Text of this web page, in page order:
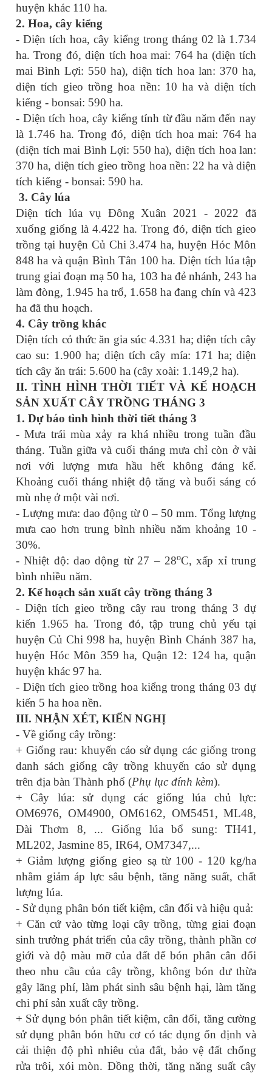
huyện khác 110 ha.
2. Hoa, cây kiểng
- Diện tích hoa, cây kiểng trong tháng 02 là 1.734
ha. Trong đó, diện tích hoa mai: 764 ha (diện tích
mai Bình Lợi: 550 ha), diện tích hoa lan: 370 ha,
diện tích gieo trồng hoa nền: 10 ha và diện tích
kiểng - bonsai: 590 ha.
- Diện tích hoa, cây kiểng tính từ đầu năm đến nay
là 1.746 ha. Trong đó, diện tích hoa mai: 764 ha
(diện tích mai Bình Lợi: 550 ha), diện tích hoa lan:
370 ha, diện tích gieo trồng hoa nền: 22 ha và diện
tích kiểng - bonsai: 590 ha.
3. Cây lúa
Diện tích lúa vụ Đông Xuân 2021 - 2022 đã
xuống giống là 4.422 ha. Trong đó, diện tích gieo
trồng tại huyện Củ Chi 3.474 ha, huyện Hóc Môn
848 ha và quận Bình Tân 100 ha. Diện tích lúa tập
trung giai đoạn mạ 50 ha, 103 ha đẻ nhánh, 243 ha
làm đòng, 1.945 ha trổ, 1.658 ha đang chín và 423
ha đã thu hoạch.
4. Cây trồng khác
Diện tích cỏ thức ăn gia súc 4.331 ha; diện tích cây
cao su: 1.900 ha; diện tích cây mía: 171 ha; diện
tích cây ăn trái: 5.600 ha (cây xoài: 1.149,2 ha).
II. TÌNH HÌNH THỜI TIẾT VÀ KẾ HOẠCH
SẢN XUẤT CÂY TRỒNG THÁNG 3
1. Dự báo tình hình thời tiết tháng 3
- Mưa trái mùa xảy ra khá nhiều trong tuần đầu
tháng. Tuần giữa và cuối tháng mưa chỉ còn ở vài
nơi với lượng mưa hầu hết không đáng kể.
Khoảng cuối tháng nhiệt độ tăng và buổi sáng có
mù nhẹ ở một vài nơi.
- Lượng mưa: dao động từ 0 – 50 mm. Tổng lượng
mưa cao hơn trung bình nhiều năm khoảng 10 -
30%.
- Nhiệt độ: dao dộng từ 27 – 28oC, xấp xỉ trung
bình nhiều năm.
2. Kế hoạch sản xuất cây trồng tháng 3
- Diện tích gieo trồng cây rau trong tháng 3 dự
kiến 1.965 ha. Trong đó, tập trung chủ yếu tại
huyện Củ Chi 998 ha, huyện Bình Chánh 387 ha,
huyện Hóc Môn 359 ha, Quận 12: 124 ha, quận
huyện khác 97 ha.
- Diện tích gieo trồng hoa kiểng trong tháng 03 dự
kiến 5 ha hoa nền.
III. NHẬN XÉT, KIẾN NGHỊ
- Về giống cây trồng:
+ Giống rau: khuyến cáo sử dụng các giống trong
danh sách giống cây trồng khuyến cáo sử dụng
trên địa bàn Thành phố (Phụ lục đính kèm).
+ Cây lúa: sử dụng các giống lúa chủ lực:
OM6976, OM4900, OM6162, OM5451, ML48,
Đài Thơm 8, ... Giống lúa bổ sung: TH41,
ML202, Jasmine 85, IR64, OM7347,...
+ Giảm lượng giống gieo sạ từ 100 - 120 kg/ha
nhằm giảm áp lực sâu bệnh, tăng năng suất, chất
lượng lúa.
- Sử dụng phân bón tiết kiệm, cân đối và hiệu quả:
+ Căn cứ vào từng loại cây trồng, từng giai đoạn
sinh trưởng phát triển của cây trồng, thành phần cơ
giới và độ màu mỡ của đất để bón phân cân đối
theo nhu cầu của cây trồng, không bón dư thừa
gây lãng phí, làm phát sinh sâu bệnh hại, làm tăng
chi phí sản xuất cây trồng.
+ Sử dụng bón phân tiết kiệm, cân đối, tăng cường
sử dụng phân bón hữu cơ có tác dụng ổn định và
cải thiện độ phì nhiêu của đất, bảo vệ đất chống
rửa trôi, xói mòn. Đồng thời, tăng năng suất cây